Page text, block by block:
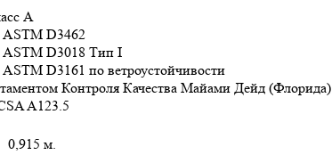
А
ASTM D3462
ASTM D3018 Тип I
ASTM D3161 по ветроустойчивости
Контроля Качества Майами Дейд (Флорида)
A123.5
0,915 м.